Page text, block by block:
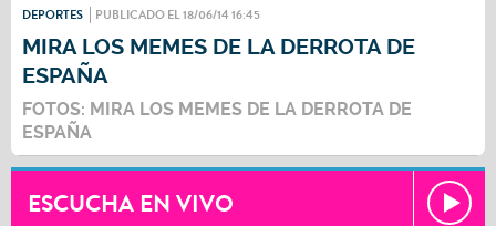
DEPORTES PUBLICADO EL 18/06/14 16:45
MIRA LOS MEMES DE LA DERROTA DE
ESPAÑA
FOTOS: MIRA LOS MEMES DE LA DERROTA DE
ESPAÑA
ESCUCHA EN VIVO